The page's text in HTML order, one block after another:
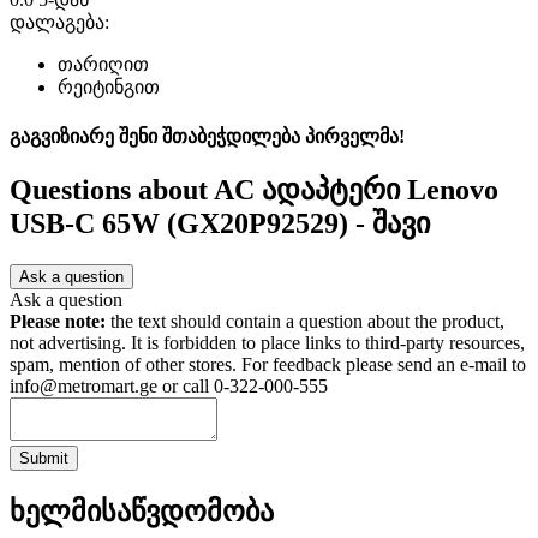
დალაგება:
თარიღით
რეიტინგით
გაგვიზიარე შენი შთაბეჭდილება პირველმა!
Questions about AC ადაპტერი Lenovo
USB-C 65W (GX20P92529) - შავი
Ask a question
Ask a question
Please note: the text should contain a question about the product,
not advertising. It is forbidden to place links to third-party resources,
spam, mention of other stores. For feedback please send an e-mail to
info@metromart.ge or call 0-322-000-555
Submit
ხელმისაწვდომობა